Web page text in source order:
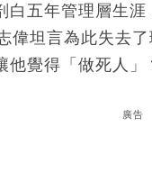
五年管理層生
偉坦言為此失去
他覺得「做死人
廣告